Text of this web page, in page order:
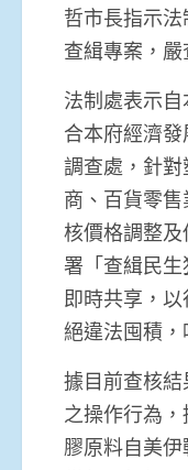
哲市長指示
查緝專案，嚴
法制處表示
合本府經濟
調查處，針
商、百貨零
核價格調整
署「查緝民
即時共享，
絕違法囤積，
據目前查核
之操作行為
膠原料自美